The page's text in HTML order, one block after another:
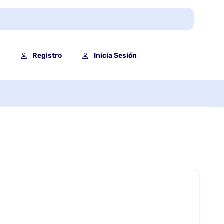
Registro Inicia Sesión